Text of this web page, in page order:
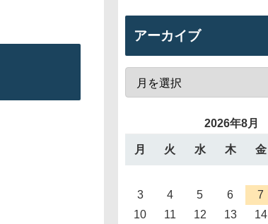
アーカイブ
2026年8月
月 火 水 木 金
3
4 5 6 7
10
11 12 13 14